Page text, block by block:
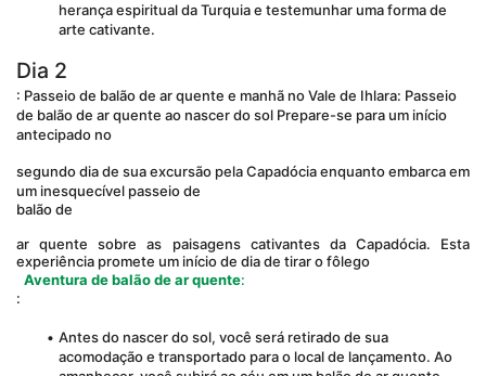
herança espiritual da Turquia e testemunhar uma forma de
arte cativante.
Dia 2
: Passeio de balão de ar quente e manhã no Vale de Ihlara: Passeio
de balão de ar quente ao nascer do sol Prepare-se para um início
antecipado no
segundo dia de sua excursão pela Capadócia enquanto embarca em
um inesquecível passeio de
balão de
ar quente sobre as paisagens cativantes da Capadócia. Esta
experiência promete um início de dia de tirar o fôlego
:
Aventura de balão de ar quente:
Antes do nascer do sol, você será retirado de sua
acomodação e transportado para o local de lançamento. Ao